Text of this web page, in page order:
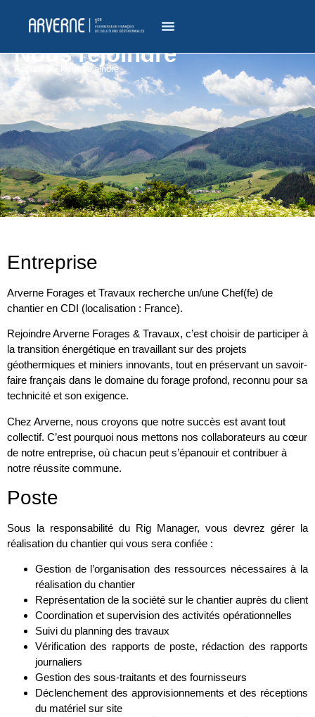
Nous rejoindre
Nous rejoindre
Entreprise
Arverne Forages et Travaux recherche un/une Chef(fe) de
chantier en CDI (localisation : France).
Rejoindre Arverne Forages & Travaux, c’est choisir de participer à
la transition énergétique en travaillant sur des projets
géothermiques et miniers innovants, tout en préservant un savoir-
faire français dans le domaine du forage profond, reconnu pour sa
technicité et son exigence.
Chez Arverne, nous croyons que notre succès est avant tout
collectif. C’est pourquoi nous mettons nos collaborateurs au cœur
de notre entreprise, où chacun peut s’épanouir et contribuer à
notre réussite commune.
Poste
Sous la responsabilité du Rig Manager, vous devrez gérer la
réalisation du chantier qui vous sera confiée :
Gestion de l’organisation des ressources nécessaires à la
réalisation du chantier
Représentation de la société sur le chantier auprès du client
Coordination et supervision des activités opérationnelles
Suivi du planning des travaux
Vérification des rapports de poste, rédaction des rapports
journaliers
Gestion des sous-traitants et des fournisseurs
Déclenchement des approvisionnements et des réceptions
du matériel sur site